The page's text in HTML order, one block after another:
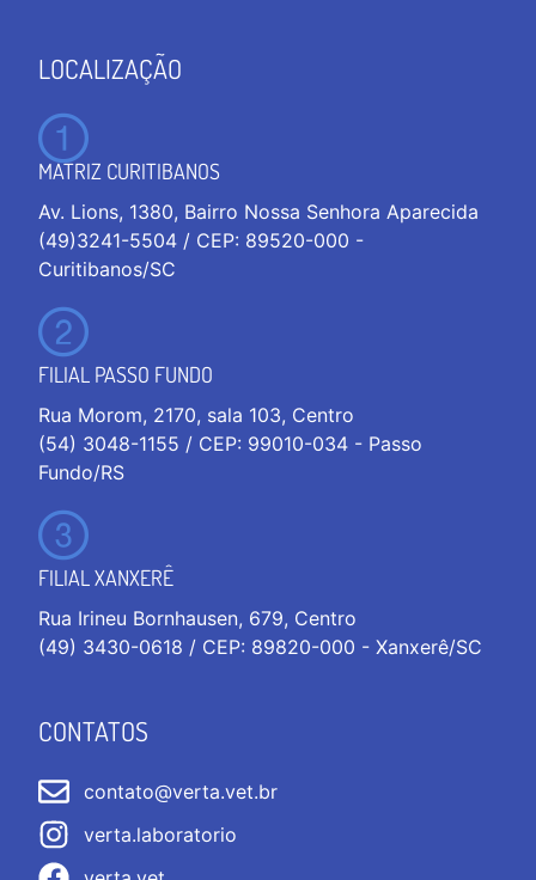
LOCALIZAÇÃO
MATRIZ CURITIBANOS
Av. Lions, 1380, Bairro Nossa Senhora Aparecida
(49)3241-5504 / CEP: 89520-000 -
Curitibanos/SC
FILIAL PASSO FUNDO
Rua Morom, 2170, sala 103, Centro
(54) 3048-1155 / CEP: 99010-034 - Passo
Fundo/RS
FILIAL XANXERÊ
Rua Irineu Bornhausen, 679, Centro
(49) 3430-0618 / CEP: 89820-000 - Xanxerê/SC
CONTATOS
contato@verta.vet.br
verta.laboratorio